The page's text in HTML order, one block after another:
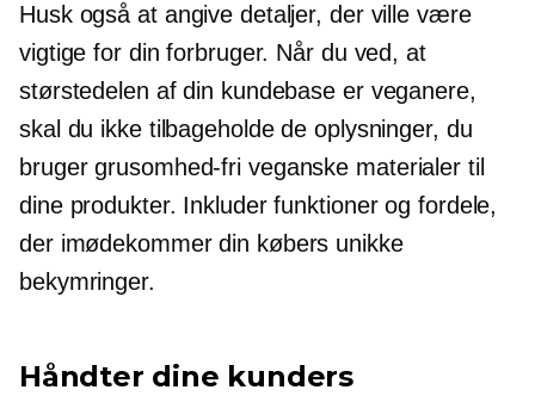
Husk også at angive detaljer, der ville være
vigtige for din forbruger. Når du ved, at
størstedelen af ​​din kundebase er veganere,
skal du ikke tilbageholde de oplysninger, du
brugergrusomhed-fri veganske materialer til
dine produkter. Inkluder funktioner og fordele,
der imødekommer din købers unikke
bekymringer.
Håndter dine kunders